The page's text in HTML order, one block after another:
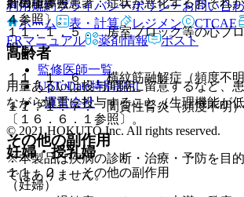
肝機能障害患者：症状が悪化するおそれ
４参照〕。
高齢者
用量あるいは投与間隔に留意するなど、
ながら慎重に投与すること（生理機能が
〔１６．６．１参照〕。
妊婦・授乳婦
（妊婦）
１１．１．５． 房室ブロック等の心ブ
明）。
１１．１．６． 横紋筋融解症（頻度不明
１１．１．７． 間質性腎炎（頻度不明
その他の副作用
１１．２． その他の副作用
利用規約プライバシーポリシーお問い合
ホーム
表・計算 レジメン CTCAE
ERマニュアル
薬剤情報 ポスト
監修医師一覧
UpToDate特別割引
運営会社
© 2021 HOKUTO Inc. All rights reserved.
※本製品は疾病の診断・治療・予防を目
ではありません。